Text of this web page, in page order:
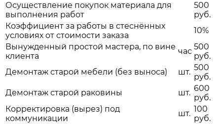
Осуществление покупок материала для
выполнения работ
500
руб.
Коэффициент за работы в стеснённых
условиях от стоимости заказа
10%
Вынужденный простой мастера, по вине
клиента
час 500
руб.
Демонтаж старой мебели (без выноса)
шт. 500
руб.
Демонтаж старой раковины
шт. 600
руб.
Корректировка (вырез) под
коммуникации
шт. 100
руб.